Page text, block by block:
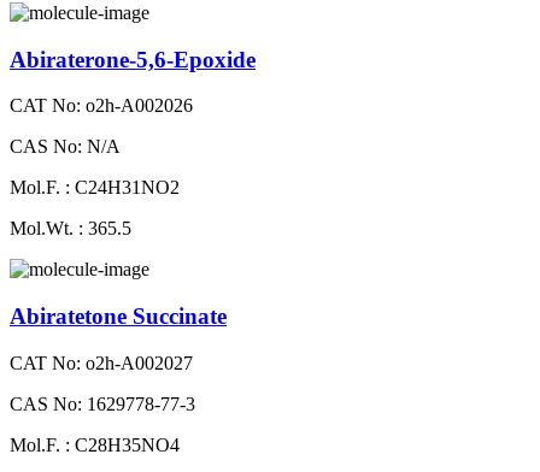
Abiraterone-5,6-Epoxide
CAT No: o2h-A002026
CAS No: N/A
Mol.F. : C24H31NO2
Mol.Wt. : 365.5
Abiratetone Succinate
CAT No: o2h-A002027
CAS No: 1629778-77-3
Mol.F. : C28H35NO4